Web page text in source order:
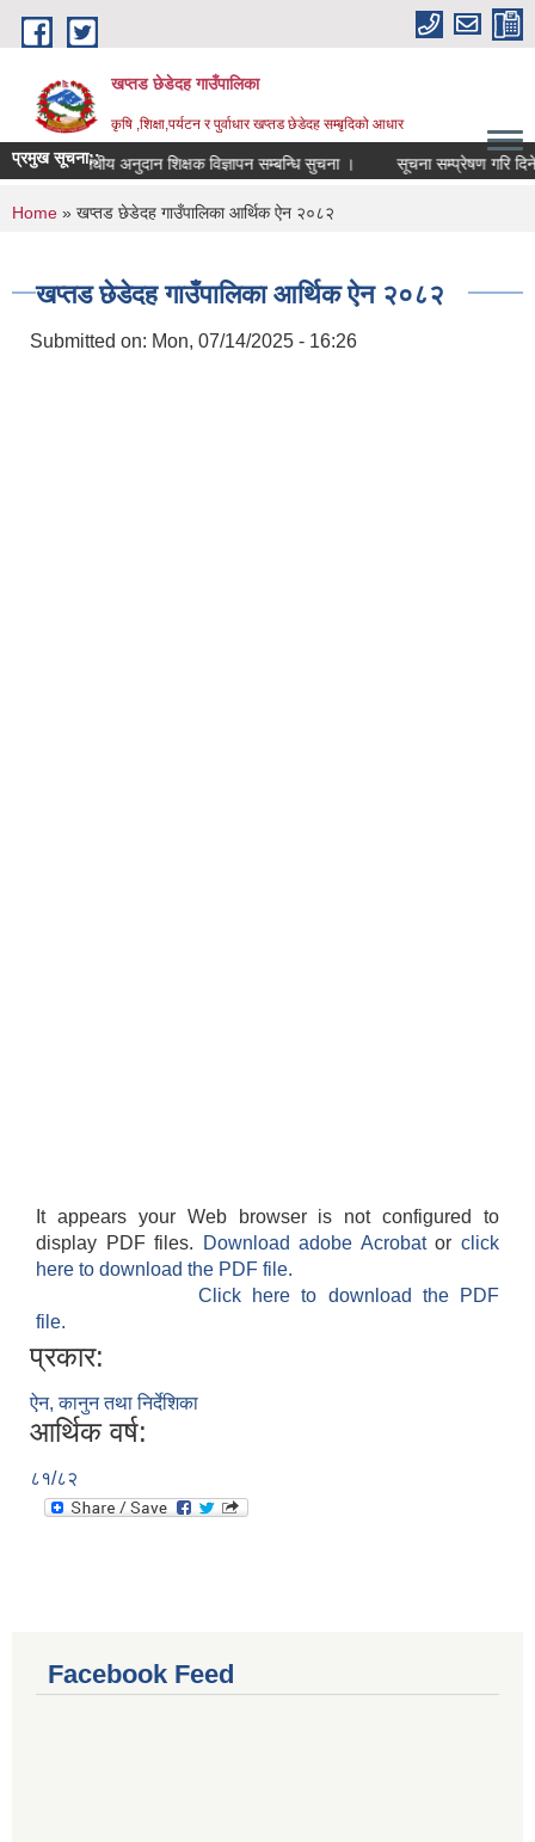
Skip to main content
खप्तड छेडेदह गाउँपालिका
कृषि ,शिक्षा,पर्यटन र पुर्वाधार खप्तड छेडेदह सम्बृदिको आधार
प्रमुख सूचना::
तह संधीय अनुदान शिक्षक विज्ञापन सम्बन्धि सुचना । सूचना सम्प्रेषण गरि दिने
You are here
Home » खप्तड छेडेदह गाउँपालिका आर्थिक ऐन २०८२
खप्तड छेडेदह गाउँपालिका आर्थिक ऐन २०८२
Submitted on: Mon, 07/14/2025 - 16:26
It appears your Web browser is not configured to
display PDF files.
Download adobe Acrobatorclick
here to download the PDF file.
Click here to download the PDF
file.
प्रकार:
ऐन, कानुन तथा निर्देशिका
आर्थिक वर्ष:
८१/८२
Facebook Feed